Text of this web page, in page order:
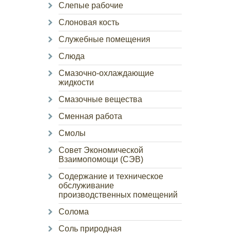
Слепые рабочие
Слоновая кость
Служебные помещения
Слюда
Смазочно-охлаждающие
жидкости
Смазочные вещества
Сменная работа
Смолы
Совет Экономической
Взаимопомощи (СЭВ)
Содержание и техническое
обслуживание
производственных помещений
Солома
Соль природная